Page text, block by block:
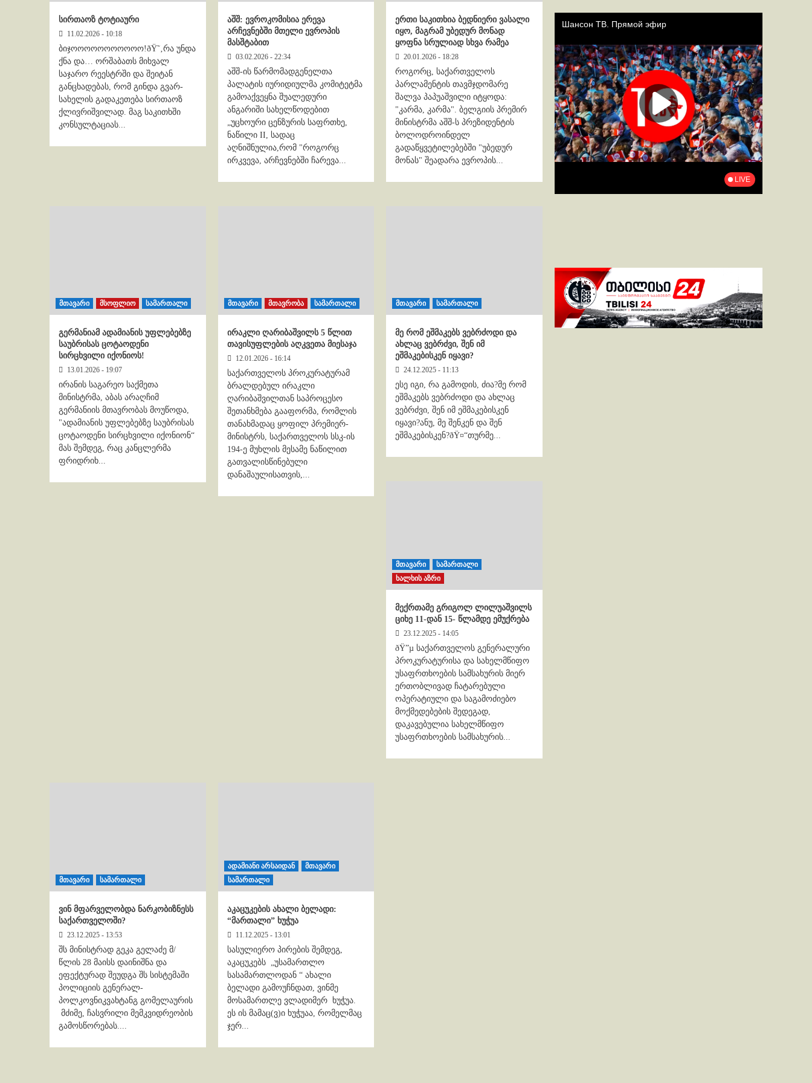
სირთაოზ ტოტიაური
11.02.2026 - 10:18
ბიჯოოოოოოოოოოო!ðŸ˜‚რა უნდა
ქნა და… ორშაბათს მიხვალ
საჯარო რეესტრში და შეიტან
განცხადებას, რომ გინდა გვარ-
სახელის გადაკეთება სირთაოზ
ქლივრიშვილად. მაგ საკითხში
კონსულტაციას...
აშშ: ევროკომისია ერევა
არჩევნებში მთელი ევროპის
მასშტაბით
03.02.2026 - 22:34
აშშ-ის წარმომადგენელთა
პალატის იურიდიულმა კომიტეტმა
გამოაქვეყნა შუალედური
ანგარიში სახელწოდებით
„უცხოური ცენზურის საფრთხე,
ნაწილი II, სადაც
აღნიშნულია,რომ "როგორც
ირკვევა, არჩევნებში ჩარევა...
ერთი საკითხია ბედნიერი ვასალი
იყო, მაგრამ უბედურ მონად
ყოფნა სრულიად სხვა რამეა
20.01.2026 - 18:28
როგორც, საქართველოს
პარლამენტის თავმჯდომარე
შალვა პაპუაშვილი იტყოდა:
"კარმა, კარმა". ბელგიის პრემირ
მინისტრმა აშშ-ს პრეზიდენტის
ბოლოდროინდელ
გადაწყვეტილებებში "უბედურ
მონას" შეადარა ევროპის...
მთავარი მსოფლიო სამართალი
გერმანიამ ადამიანის უფლებებზე
საუბრისას ცოტაოდენი
სირცხვილი იქონიოს!
13.01.2026 - 19:07
ირანის საგარეო საქმეთა
მინისტრმა, აბას არაღჩიმ
გერმანიის მთავრობას მოუწოდა,
"ადამიანის უფლებებზე საუბრისას
ცოტაოდენი სირცხვილი იქონიონ“
მას შემდეგ, რაც კანცლერმა
ფრიდრიხ...
მთავარი მთავრობა სამართალი
ირაკლი ღარიბაშვილს 5 წლით
თავისუფლების აღკვეთა მიესაჯა
12.01.2026 - 16:14
საქართველოს პროკურატურამ
ბრალდებულ ირაკლი
ღარიბაშვილთან საპროცესო
შეთანხმება გააფორმა, რომლის
თანახმადაც ყოფილ პრემიერ-
მინისტრს, საქართველოს სსკ-ის
194-ე მუხლის მესამე ნაწილით
გათვალისწინებული
დანაშაულისათვის,...
მთავარი სამართალი
მე რომ ეშმაკებს ვებრძოდი და
ახლაც ვებრძვი, შენ იმ
ეშმაკებისკენ იყავი?
24.12.2025 - 11:13
ესე იგი, რა გამოდის, ძია?მე რომ
ეშმაკებს ვებრძოდი და ახლაც
ვებრძვი, შენ იმ ეშმაკებისკენ
იყავი?ანუ, მე შენკენ და შენ
ეშმაკებისკენ?ðŸ¤“თურმე...
მთავარი
სამართალი
ხალხის აზრი
მექრთამე გრიგოლ ლილუაშვილს
ციხე 11-დან 15- წლამდე ემუქრება
23.12.2025 - 14:05
ðŸ”µ საქართველოს გენერალური
პროკურატურისა და სახელმწიფო
უსაფრთხოების სამსახურის მიერ
ერთობლივად ჩატარებული
ოპერატიული და საგამოძიებო
მოქმედებების შედეგად,
დაკავებულია სახელმწიფო
უსაფრთხოების სამსახურის...
მთავარი სამართალი
ვინ მფარველობდა ნარკობიზნესს
საქართველოში?
23.12.2025 - 13:53
შს მინისტრად გეკა გელაძე მ/
წლის 28 მაისს დაინიშნა და
ეფექტურად შეუდგა შს სისტემაში
პოლიციის გენერალ-
პოლკოვნიკვახტანგ გომელაურის
მძიმე, ჩასვრილი მემკვიდრეობის
გამოსწორებას....
ადამიანი არსაიდან
მთავარი
სამართალი
აკაცუკების ახალი ბელადი:
“მართალი” ხუჭუა
11.12.2025 - 13:01
სასულიერო პირების შემდეგ,
აკაცუკებს „უსამართლო
სასამართლოდან “ ახალი
ბელადი გამოუჩნდათ, ვინმე
მოსამართლე ვლადიმერ ხუჭუა.
ეს ის მამაც(ვ)ი ხუჭუაა, რომელმაც
ჯერ...